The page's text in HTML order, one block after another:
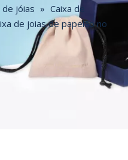
de jóias » Caixa de
de joias de papelão no